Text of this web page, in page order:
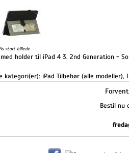
stort billede
holder til iPad 4 3. 2nd Generation -
kategori(er): iPad Tilbehør (alle modeller),
Bestil nu